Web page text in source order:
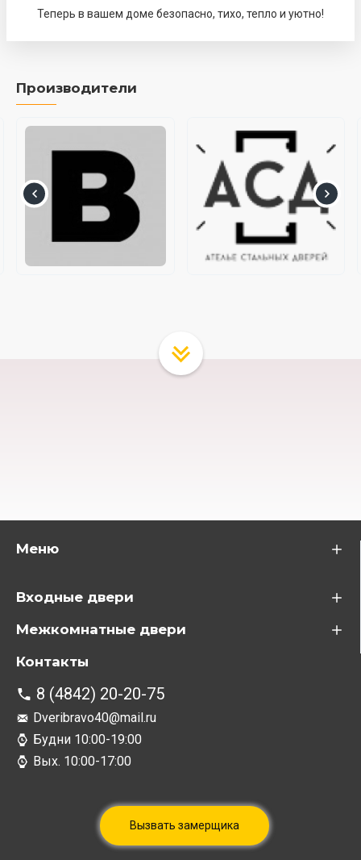
Теперь в вашем доме безопасно, тихо, тепло и уютно!
Производители
Меню
Входные двери
Межкомнатные двери
Контакты
8 (4842) 20-20-75
Dveribravo40@mail.ru
Будни 10:00-19:00
Вых. 10:00-17:00
Вызвать замерщика